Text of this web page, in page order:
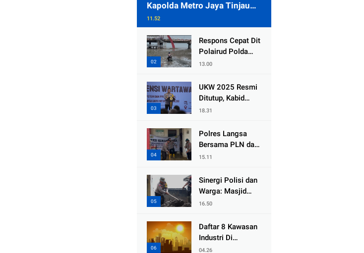
Kapolda Metro Jaya Tinjau
Pengamanan Gereja di Kelapa
Gading
11.52
Respons Cepat Dit
Polairud Polda
Jatim Selamatkan
Lumpur di Wisata
Kenjeran
13.00
UKW 2025 Resmi
Ditutup, Kabid
Humas PMJ: Pers
Strategis Polri
Tangkal Hoaks
18.31
Polres Langsa
Bersama PLN dan
Warga
Kemanusiaan
Pascabanjir di
15.11
Sinergi Polisi dan
Warga: Masjid
Syuhada, Bener
dari Duka Bencana
16.50
Daftar 8 Kawasan
Industri Di
Kabupaten Bekasi,
04.26